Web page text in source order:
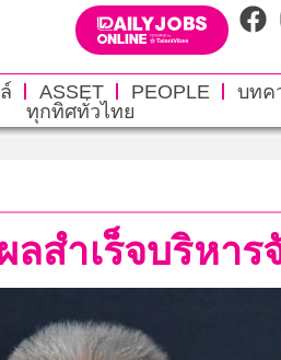
ASSET PEOPLE บทค
ทุกทิศทั่วไทย
ลสำเร็จบริห